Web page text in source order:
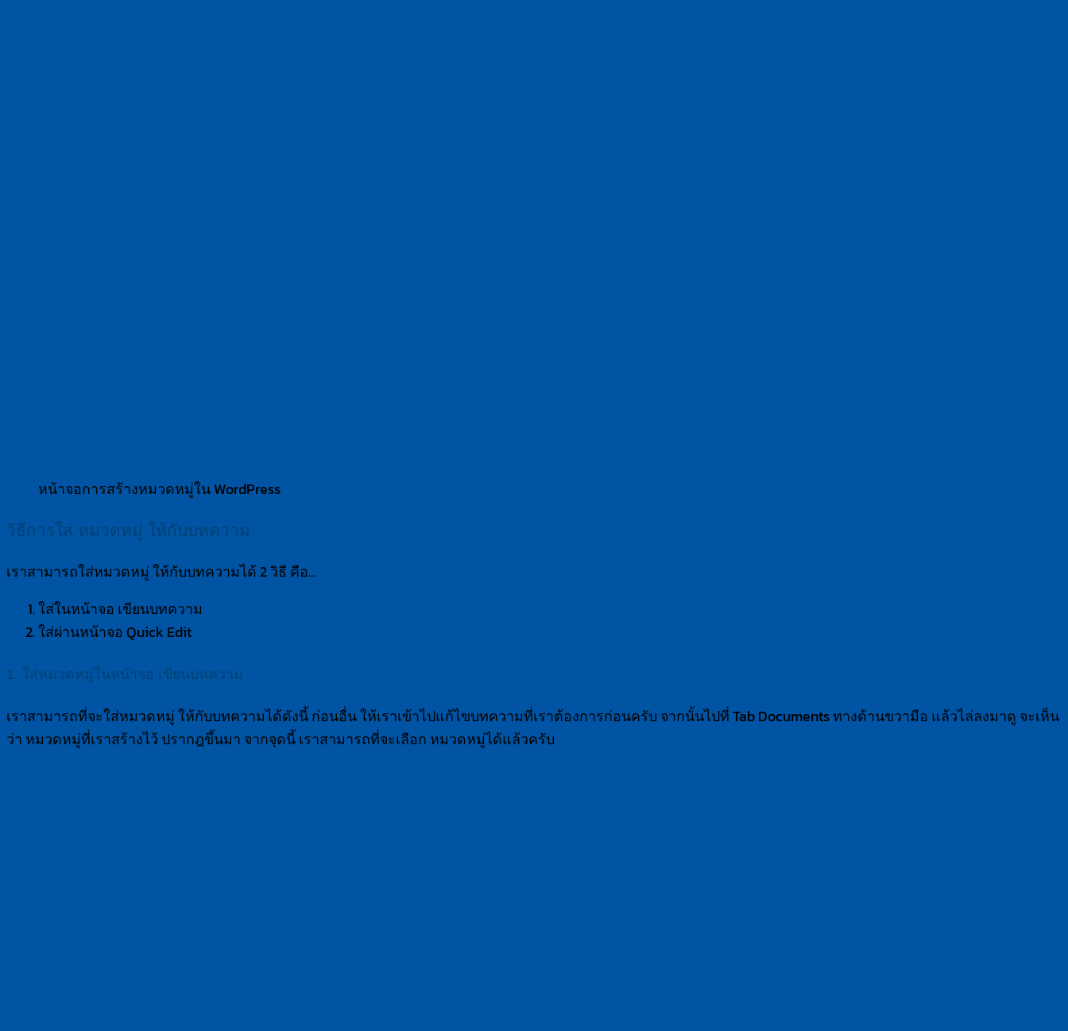
หน้าจอการสร้างหมวดหมู่ใน WordPress
วิธีการใส่ หมวดหมู่ ให้กับบทความ
เราสามารถใส่หมวดหมู่ ให้กับบทความได้ 2 วิธี คือ…
ใส่ในหน้าจอ เขียนบทความ
ใส่ผ่านหน้าจอ Quick Edit
1. ใส่หมวดหมู่ในหน้าจอ เขียนบทความ
เราสามารถที่จะใส่หมวดหมู่ ให้กับบทความได้ดังนี้ ก่อนอื่น ให้เราเข้าไปแก้ไขบทความที่เราต้องการก่อนครับ จากนั้นไปที่ Tab Documents ทางด้านขวามือ แล้วไล่ลงมาดู จะเห็น
ว่า หมวดหมู่ที่เราสร้างไว้ ปรากฎขึ้นมา จากจุดนี้ เราสามารถที่จะเลือก หมวดหมู่ได้แล้วครับ